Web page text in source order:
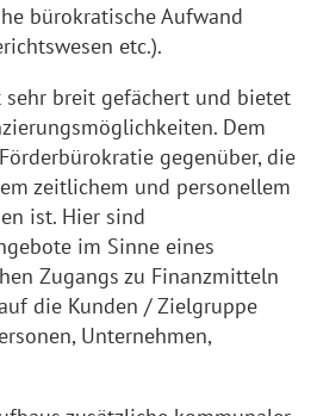
bürokratische Aufwand
etc.).
sehr breit gefächert und bietet
Dem
gegenüber, die
zeitlichem und personellem
ist. Hier sind
im Sinne eines
Zugangs zu Finanzmitteln
die Kunden / Zielgruppe
Unternehmen,